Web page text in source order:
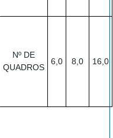
Nº DE
QUADROS
6,0 8,0 16,0